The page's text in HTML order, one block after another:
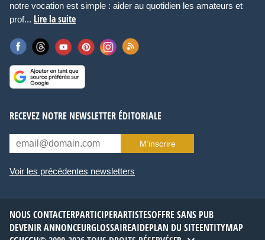
notre vocation est simple : aider au quotidien les amateurs et
prof... Lire la suite
RECEVEZ NOTRE NEWSLETTER ÉDITORIALE
M’inscrire
Voir les précédentes newsletters
NOUS CONTACTERPARTICIPERARTISTESOFFRE SANS PUB
DEVENIR ANNONCEURGLOSSAIREAIDEPLAN DU SITEENTITYMAP